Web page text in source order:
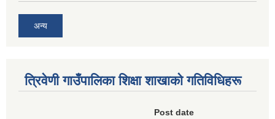
अन्य
त्रिवेणी गाउँपालिका शिक्षा शाखाकाे गतिविधिहरू
Post date